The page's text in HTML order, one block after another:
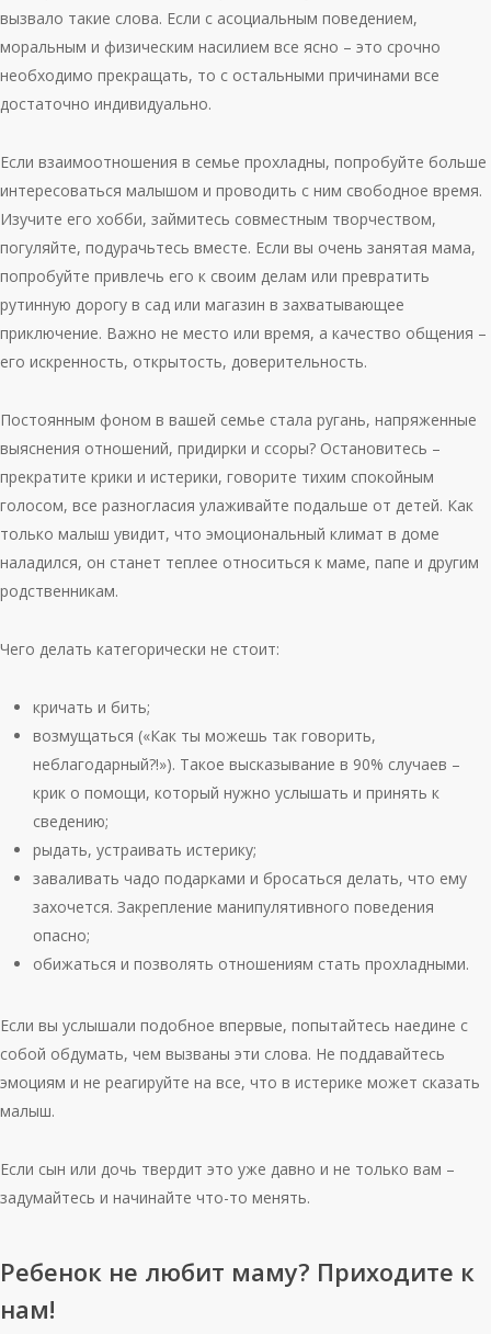
вызвало такие слова. Если с асоциальным поведением,
моральным и физическим насилием все ясно – это срочно
необходимо прекращать, то с остальными причинами все
достаточно индивидуально.
Если взаимоотношения в семье прохладны, попробуйте больше
интересоваться малышом и проводить с ним свободное время.
Изучите его хобби, займитесь совместным творчеством,
погуляйте, подурачьтесь вместе. Если вы очень занятая мама,
попробуйте привлечь его к своим делам или превратить
рутинную дорогу в сад или магазин в захватывающее
приключение. Важно не место или время, а качество общения –
его искренность, открытость, доверительность.
Постоянным фоном в вашей семье стала ругань, напряженные
выяснения отношений, придирки и ссоры? Остановитесь –
прекратите крики и истерики, говорите тихим спокойным
голосом, все разногласия улаживайте подальше от детей. Как
только малыш увидит, что эмоциональный климат в доме
наладился, он станет теплее относиться к маме, папе и другим
родственникам.
Чего делать категорически не стоит:
кричать и бить;
возмущаться («Как ты можешь так говорить,
неблагодарный?!»). Такое высказывание в 90% случаев –
крик о помощи, который нужно услышать и принять к
сведению;
рыдать, устраивать истерику;
заваливать чадо подарками и бросаться делать, что ему
захочется. Закрепление манипулятивного поведения
опасно;
обижаться и позволять отношениям стать прохладными.
Если вы услышали подобное впервые, попытайтесь наедине с
собой обдумать, чем вызваны эти слова. Не поддавайтесь
эмоциям и не реагируйте на все, что в истерике может сказать
малыш.
Если сын или дочь твердит это уже давно и не только вам –
задумайтесь и начинайте что-то менять.
Ребенок не любит маму? Приходите к
нам!